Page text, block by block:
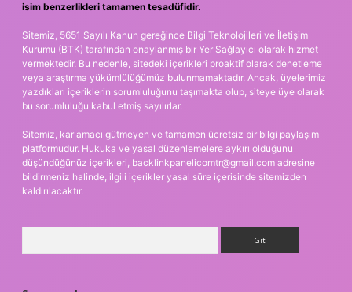
isim benzerlikleri tamamen tesadüfidir.
Sitemiz, 5651 Sayılı Kanun gereğince Bilgi Teknolojileri ve İletişim
Kurumu (BTK) tarafından onaylanmış bir Yer Sağlayıcı olarak hizmet
vermektedir. Bu nedenle, sitedeki içerikleri proaktif olarak denetleme
veya araştırma yükümlülüğümüz bulunmamaktadır. Ancak, üyelerimiz
yazdıkları içeriklerin sorumluluğunu taşımakta olup, siteye üye olarak
bu sorumluluğu kabul etmiş sayılırlar.
Sitemiz, kar amacı gütmeyen ve tamamen ücretsiz bir bilgi paylaşım
platformudur. Hukuka ve yasal düzenlemelere aykırı olduğunu
düşündüğünüz içerikleri, backlinkpanelicomtr@gmail.com adresine
bildirmeniz halinde, ilgili içerikler yasal süre içerisinde sitemizden
kaldırılacaktır.